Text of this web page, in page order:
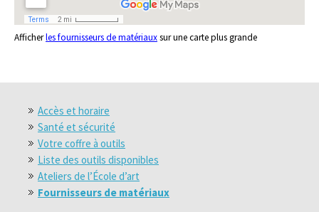
Afficherles fournisseurs de matériauxsur une carte plus grande
Accès et horaire
Santé et sécurité
Votre coffre à outils
Liste des outils disponibles
Ateliers de l’École d’art
Fournisseurs de matériaux